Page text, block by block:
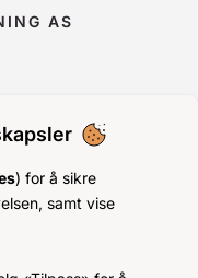
) for å sikre
samt vise
AS